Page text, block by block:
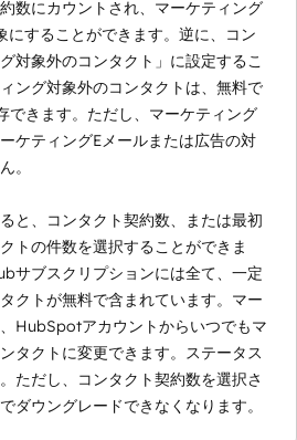
数にカウントされ、マーケティング
にすることができます。逆に、コン
対象外のコンタクト」に設定するこ
ング対象外のコンタクトは、無料で
できます。ただし、マーケティング
ケティングEメールまたは広告の対
。
と、コンタクト契約数、または最初
トの件数を選択することができま
サブスクリプションには全て、一定
クトが無料で含まれています。マー
HubSpotアカウントからいつでもマ
タクトに変更できます。ステータス
ただし、コンタクト契約数を選択さ
ダウングレードできなくなります。